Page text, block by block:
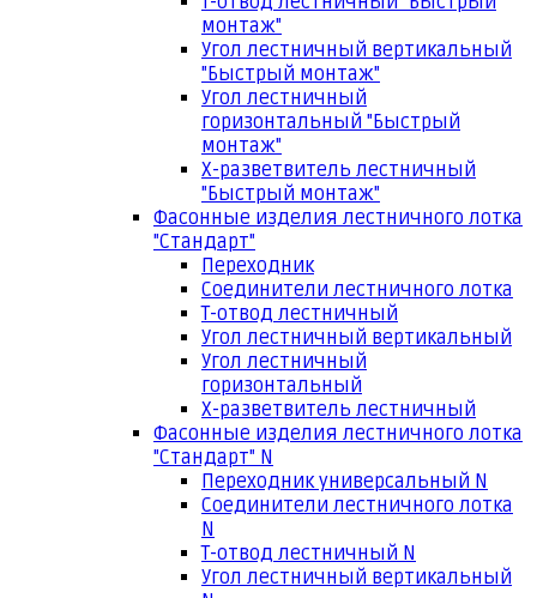
монтаж"
Угол лестничный вертикальный
"Быстрый монтаж"
Угол лестничный
горизонтальный "Быстрый
монтаж"
Х-разветвитель лестничный
"Быстрый монтаж"
Фасонные изделия лестничного лотка
"Стандарт"
Переходник
Соединители лестничного лотка
Т-отвод лестничный
Угол лестничный вертикальный
Угол лестничный
горизонтальный
Х-разветвитель лестничный
Фасонные изделия лестничного лотка
"Стандарт" N
Переходник универсальный N
Соединители лестничного лотка
N
Т-отвод лестничный N
Угол лестничный вертикальный